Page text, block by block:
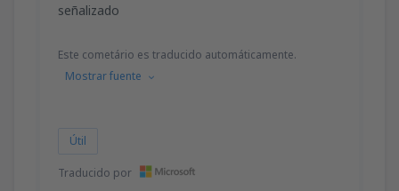
señalizado
Este cometário es traducido automáticamente.
Mostrar fuente
Útil
Traducido por